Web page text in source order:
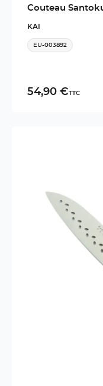
Couteau
KAI
EU-003892
54,90 €TTC